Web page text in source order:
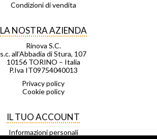
Condizioni di vendita
LA NOSTRA AZIENDA
Rinova S.C.
s.c. all’Abbadia di Stura, 107
10156 TORINO – Italia
P.Iva IT09754040013
Privacy policy
Cookie policy
IL TUO ACCOUNT
Informazioni personali